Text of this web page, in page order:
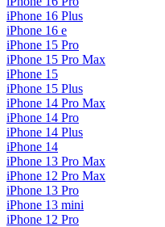
iPhone 16 Plus
iPhone 16 e
iPhone 15 Pro
iPhone 15 Pro Max
iPhone 15
iPhone 15 Plus
iPhone 14 Pro Max
iPhone 14 Pro
iPhone 14 Plus
iPhone 14
iPhone 13 Pro Max
iPhone 12 Pro Max
iPhone 13 Pro
iPhone 13 mini
iPhone 12 Pro